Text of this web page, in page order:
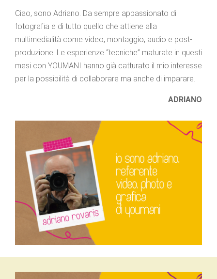
Ciao, sono Adriano. Da sempre appassionato di
fotografia e di tutto quello che attiene alla
multimedialità come video, montaggio, audio e post-
produzione. Le esperienze “tecniche” maturate in questi
mesi con YOUMANI hanno già catturato il mio interesse
per la possibilità di collaborare ma anche di imparare.
ADRIANO